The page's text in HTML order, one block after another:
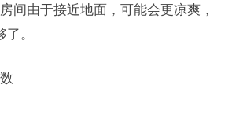
间由于接近地面，可能会更凉爽，
。